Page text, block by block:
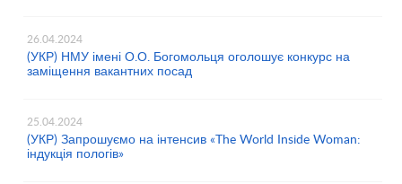
26.04.2024
(УКР) НМУ імені О.О. Богомольця оголошує конкурс на
заміщення вакантних посад
25.04.2024
(УКР) Запрошуємо на інтенсив «The World Inside Woman:
індукція пологів»